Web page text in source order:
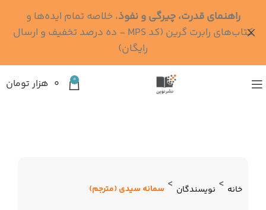
0 ۰ هزار تومان
خانه > نویسندگان > سمانه سیدی (مترجم)
راهنمای قدرت، چیرگی و نفوذ، خلاصه تمام ایده‌ها و
کتاب‌های رابرت گرین (کد MPS - ده درصد تخفیف و ارسال
رایگان)